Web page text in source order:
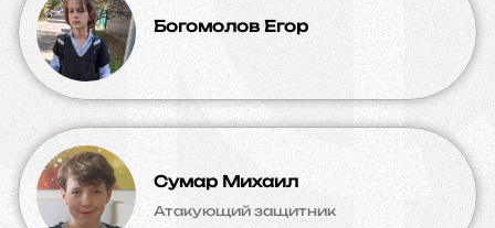
Богомолов Егор
Сумар Михаил
Атакующий защитник